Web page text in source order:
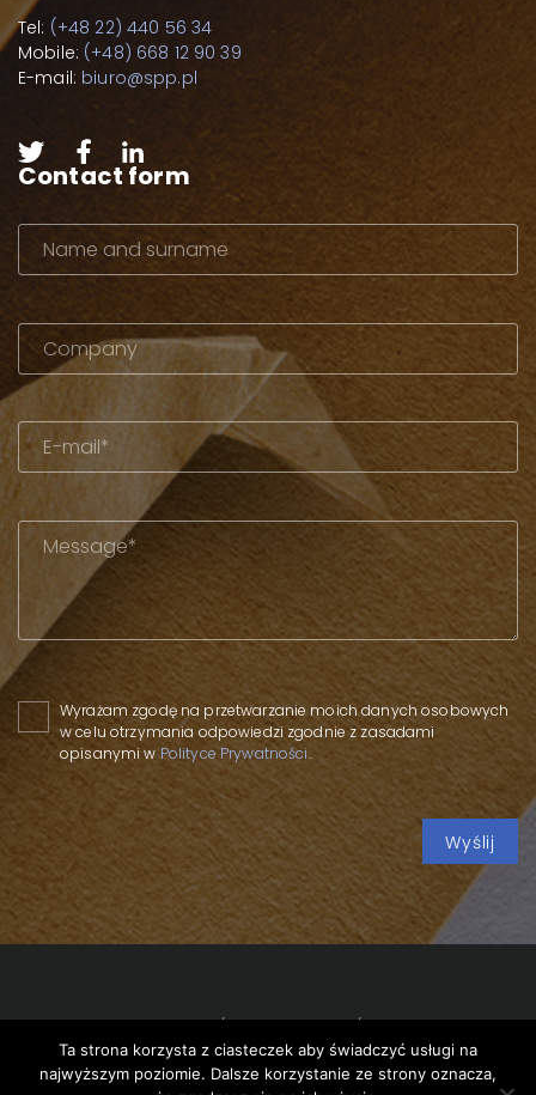
Tel: (+48 22) 440 56 34
Mobile: (+48) 668 12 90 39
E-mail: biuro@spp.pl
Contact form
Please leave this field empty.
Wyrażam zgodę na przetwarzanie moich danych osobowych
w celu otrzymania odpowiedzi zgodnie z zasadami
opisanymi w Polityce Prywatności.
management of the State Forests with the wood industry
/
Ta strona korzysta z ciasteczek aby świadczyć usługi na
najwyższym poziomie. Dalsze korzystanie ze strony oznacza,